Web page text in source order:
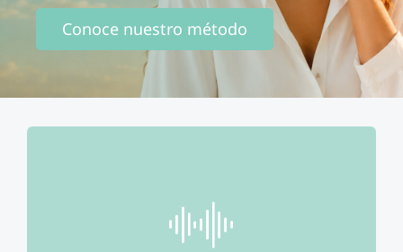
Conoce nuestro método